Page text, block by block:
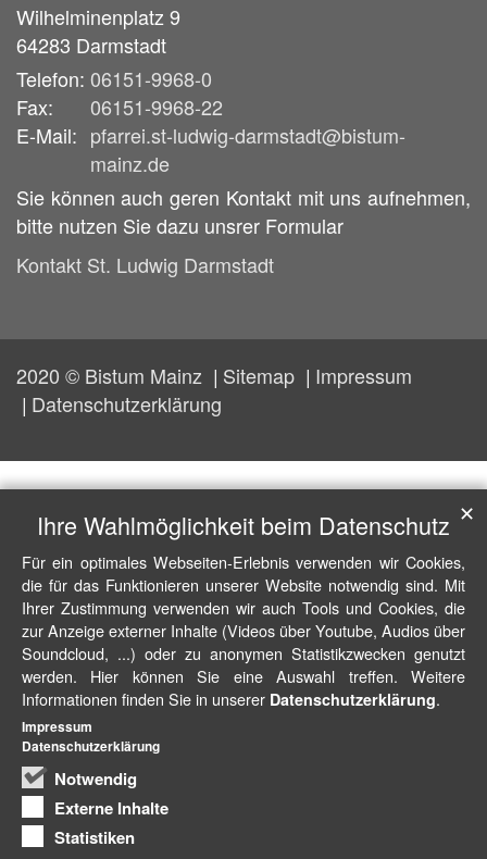
Wilhelminenplatz 9
64283 Darmstadt
Telefon: 06151-9968-0
Fax:
06151-9968-22
E-Mail: pfarrei.st-ludwig-darmstadt@bistum-
mainz.de
Sie können auch geren Kontakt mit uns aufnehmen,
bitte nutzen Sie dazu unsrer Formular
Kontakt St. Ludwig Darmstadt
2020 © Bistum Mainz Sitemap
Impressum
Datenschutzerklärung
Ihre Wahlmöglichkeit beim Datenschutz
Für ein optimales Webseiten-Erlebnis verwenden wir Cookies,
die für das Funktionieren unserer Website notwendig sind. Mit
Ihrer Zustimmung verwenden wir auch Tools und Cookies, die
zur Anzeige externer Inhalte (Videos über Youtube, Audios über
Soundcloud, ...) oder zu anonymen Statistikzwecken genutzt
werden. Hier können Sie eine Auswahl treffen. Weitere
Informationen finden Sie in unserer Datenschutzerklärung.
Notwendig
Externe Inhalte
Statistiken
✕
Impressum
Datenschutzerklärung